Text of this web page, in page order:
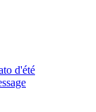
d'été